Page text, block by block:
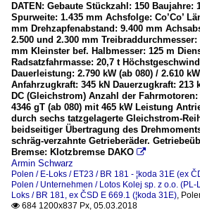
DATEN: Gebaute Stückzahl: 150 Baujahre:
Spurweite: 1.435 mm Achsfolge: Co’Co’
mm Drehzapfenabstand: 9.400 mm
2.500 und 2.300 mm
mm Kleinster bef. Halbmesser: 125 m
Radsatzfahrmasse: 20,7 t
Dauerleistung: 2.790 kW (ab 080) / 2.610
Anfahrzugkraft: 345 kN Dauerzugkraft: 213
DC (Gleichstrom) Anzahl der
4346 gT (ab 080) mit 465 kW Leistung
durch sechs tatzgelagerte Gleichstrom-
beidseitiger Übertragung des
schräg-verzahnte Getrieberäder.
Bremse: Klotzbremse DAKO 
Armin Schwarz
Polen / E-Loks / ET23 / BR 181 - ¦koda 31E (ex
Polen / Unternehmen / Lotos Kolej sp. z o.o. (PL-
Loks / BR 181, ex ČSD E 669.1 (¦koda 31E),
 684 1200x837 Px, 05.03.2018